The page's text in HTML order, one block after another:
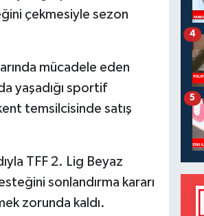
çekmesiyle sezon
mücadele eden
yaşadığı sportif
temsilcisinde satış
TFF 2. Lig Beyaz
sonlandırma kararı
zorunda kaldı.
4
5